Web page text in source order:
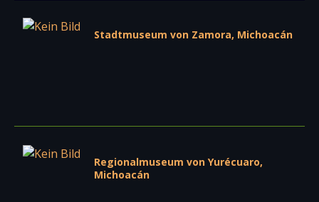
Stadtmuseum von Zamora, Michoacán
Regionalmuseum von Yurécuaro,
Michoacán